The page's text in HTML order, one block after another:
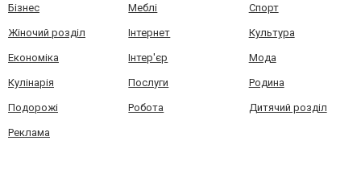
Бізнес Меблі Спорт
Жіночий розділ Інтернет Культура
Економіка Інтер'єр Мода
Кулінарія Послуги Родина
Подорожі Робота Дитячий розділ
Реклама